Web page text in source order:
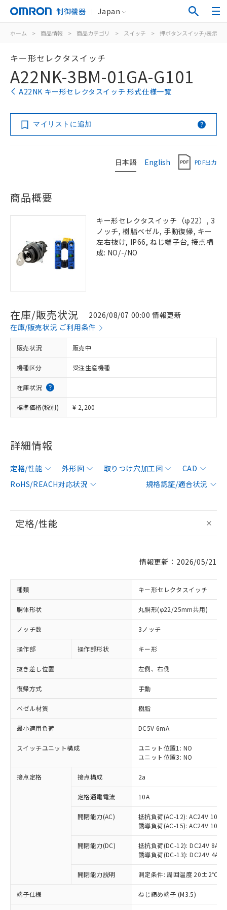
制御機器 Japan
ホーム > 商品情報 > 商品カテゴリ > スイッチ > 押ボタンスイッチ/表示灯
キー形セレクタスイッチ
A22NK-3BM-01GA-G101
A22NK キー形セレクタスイッチ 形式仕様一覧
マイリストに追加
日本語 English PDF出力
商品概要
キー形セレクタスイッチ（φ22）, 3
ノッチ, 樹脂ベゼル, 手動復帰, キー
左右抜け, IP66, ねじ端子台, 接点構
成: NO/-/NO
在庫/販売状況
2026/08/07 00:00 情報更新
在庫/販売状況 ご利用条件
販売状況 販売中
機種区分 受注生産機種
在庫状況
標準価格(税別) ¥ 2,200
詳細情報
定格/性能 外形図 取りつけ穴加工図
CAD
RoHS/REACH対応状況
規格認証/適合状況
定格/性能
情報更新：2026/05/21
種類 キー形セレクタスイッチ
胴体形状 丸胴形(φ22/25mm共用)
ノッチ数 3ノッチ
操作部 操作部形状 キー形
抜き差し位置 左側、右側
復帰方式 手動
ベゼル材質 樹脂
最小適用負荷 DC5V 6mA
スイッチユニット構成
ユニット位置1: NO
ユニット位置3: NO
接点定格 接点構成 2a
定格通電電流 10A
開閉能力(AC)
抵抗負荷(AC-12): AC24V 10A/
誘導負荷(AC-15): AC24V
開閉能力(DC)
抵抗負荷(DC-12): DC24V 8A/
誘導負荷(DC-13): DC24V 4A/
開閉能力説明 測定条件: 周囲温度 20±2℃、
端子仕様 ねじ締め端子 (M3.5)
ご利用条件
以下の条件をお読みいただき、同意のうえ
対応済み：EU RoHS指令（10物質）の
非含有に対応した製品が提供可能な商品で
対応予定：EU RoHS指令（10物質）の非含
有に対応した製品に切り替える予定のある
対応予定なし：EU RoHS指令（10物質）の
非含有に非対応の商品で、対応品を出す予